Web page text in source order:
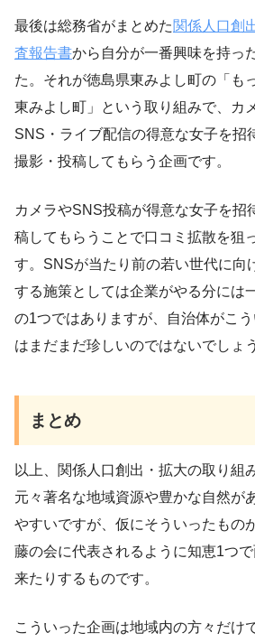
最後は総務省がまとめた関係人口創
査報告書から自分が一番興味を持っ
た。それが徳島県東みよし町の「も
東みよし町」という取り組みで、カ
SNS・ライブ配信の得意な女子を招
撮影・投稿してもらう企画です。
カメラやSNS投稿が得意な女子を招
稿してもらうことで口コミ拡散を狙
す。SNSが当たり前の若い世代に向
する施策としては企業がやる分には
の1つではありますが、自治体がこ
はまだまだ珍しいのではないでしょ
まとめ
以上、関係人口創出・拡大の取り組
元々著名な地域資源や豊かな自然が
やすいですが、仮にそういったもの
藤の会に代表されるように知恵1つ
来たりするものです。
こういった企画は地域内の方々だけ